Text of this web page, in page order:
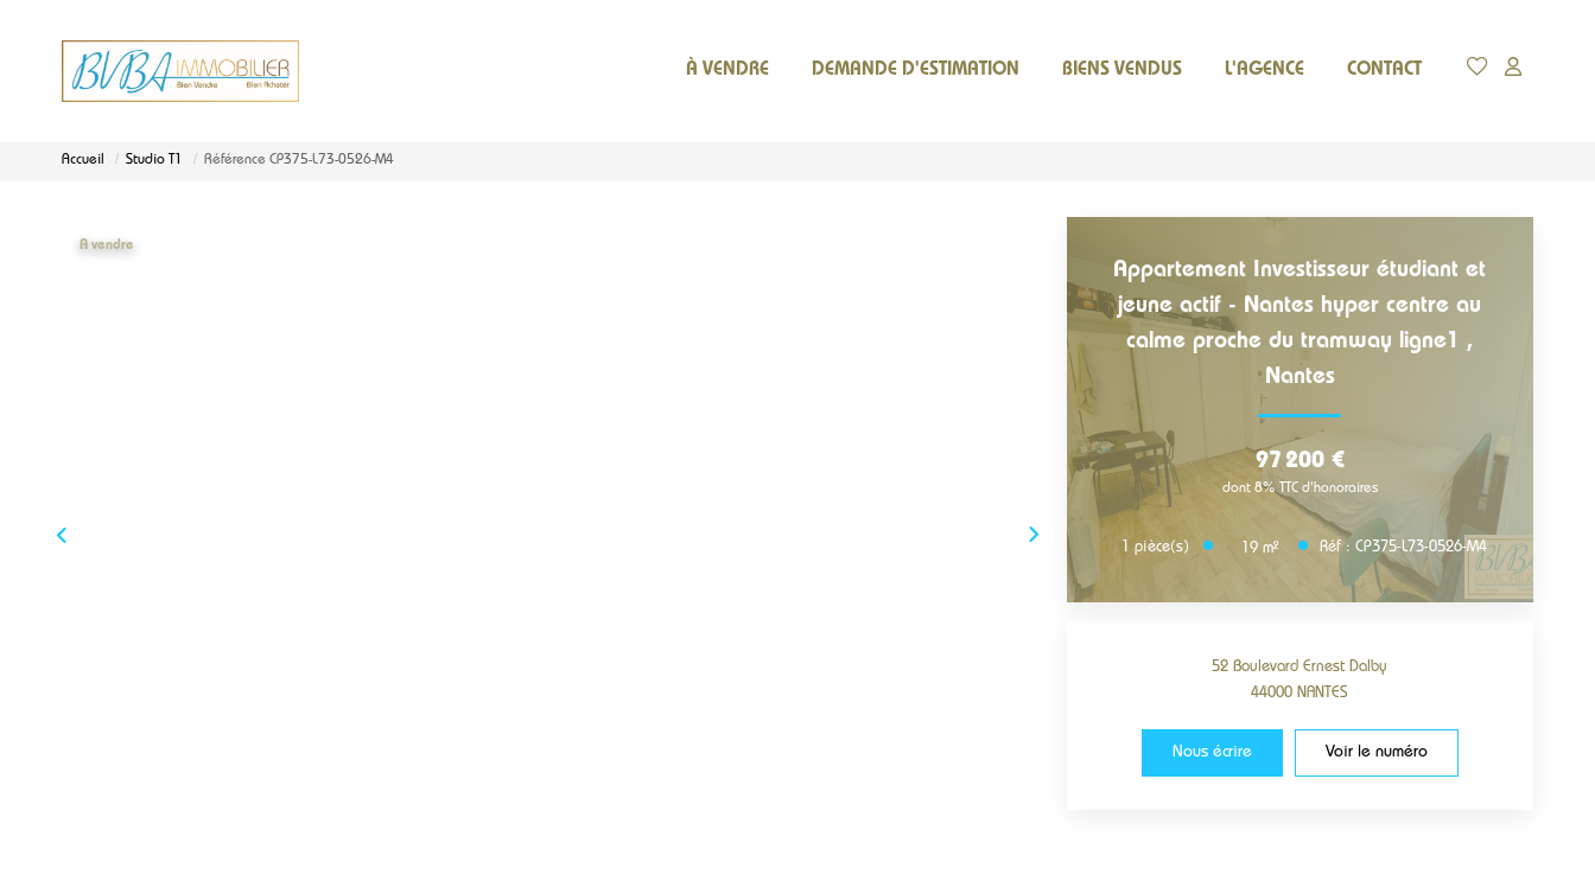
À VENDRE DEMANDE D'ESTIMATION BIENS VENDUS L'AGENCE CONTACT
Accueil Studio T1 Référence CP375-L73-0526-M4
A vendre
Appartement Investisseur étudiant et
jeune actif - Nantes hyper centre au
calme proche du tramway ligne1 ,
Nantes
97 200 €
dont 8% TTC d'honoraires
1pièce(s) 19m² Réf :CP375-L73-0526-M4
52 Boulevard Ernest Dalby
44000 NANTES
Nous écrire Voir le numéro